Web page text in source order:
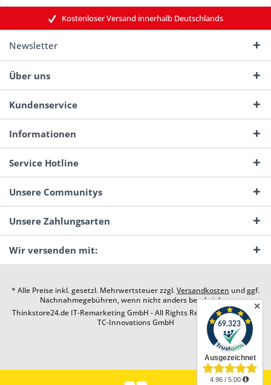
Kostenloser Versand innerhalb Deutschlands
Newsletter
Über uns
Kundenservice
Informationen
Service Hotline
Unsere Communitys
Unsere Zahlungsarten
Wir versenden mit:
* Alle Preise inkl. gesetzl. Mehrwertsteuer zzgl.Versandkosten und ggf.
Nachnahmegebühren, wenn nicht anders beschrieben
Thinkstore24.de IT-Remarketing GmbH - All Rights Reserved. Design by
TC-Innovations GmbH
✕